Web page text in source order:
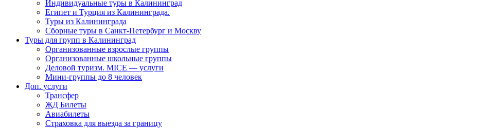
Индивидуальные туры в Калининград
Египет и Турция из Калининграда.
Туры из Калининграда
Сборные туры в Санкт-Петербург и Москву
Туры для групп в Калининград
Организованные взрослые группы
Организованные школьные группы
Деловой туризм. MICE — услуги
Мини-группы до 8 человек
Доп. услуги
Трансфер
ЖД Билеты
Авиабилеты
Страховка для выезда за границу